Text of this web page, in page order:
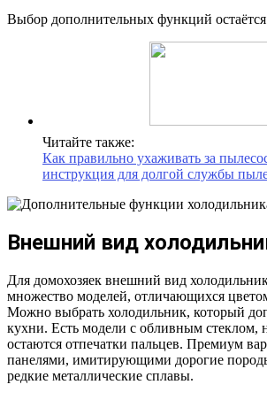
Выбор дополнительных функций остаётся
Читайте также:
Как правильно ухаживать за
инструкция для долгой службы
Внешний вид
Для домохозяек внешний вид
множество моделей, отличающихся
Можно выбрать холодильник, который
кухни. Есть модели с обливным стеклом,
остаются отпечатки пальцев. Премиум
панелями, имитирующими дорогие
редкие металлические сплавы.